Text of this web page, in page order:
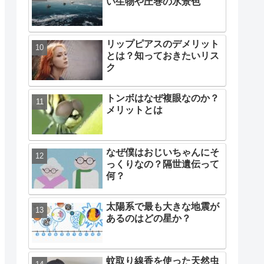
リップピアスのデメリット
とは？知っておきたいリス
ク
トンボはなぜ複眼なのか？
メリットとは
なぜ僕はおじいちゃんにそ
っくりなの？隔世遺伝って
何？
太陽系で最も大きな地震が
あるのはどの星か？
蚊取り線香を使った天然虫